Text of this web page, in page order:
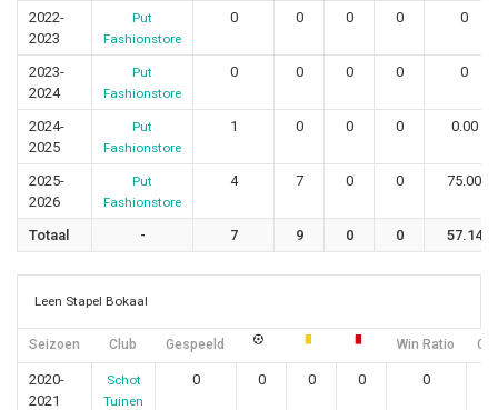
2022-
2023
Put
Fashionstore
0 0 0 0 0
2023-
2024
Put
Fashionstore
0 0 0 0 0
2024-
2025
Put
Fashionstore
1 0 0 0 0.00
2025-
2026
Put
Fashionstore
4 7 0 0 75.00
Totaal - 7 9 0 0 57.14
Leen Stapel Bokaal
Seizoen Club Gespeeld Win Ratio
2020-
2021
Schot
Tuinen
0 0 0 0 0